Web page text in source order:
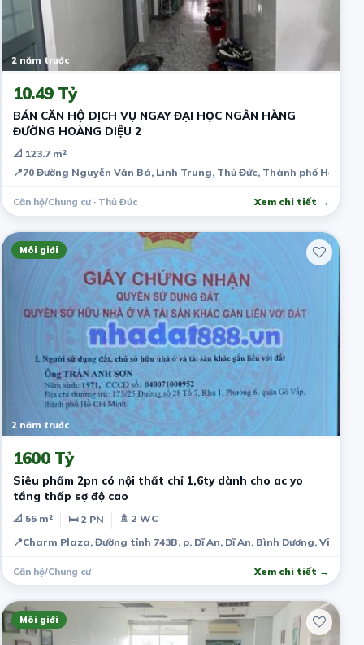
2 năm trước
10.49 Tỷ
BÁN CĂN HỘ DỊCH VỤ NGAY ĐẠI HỌC NGÂN HÀNG
ĐƯỜNG HOÀNG DIỆU 2
📐 123.7 m²
📍70 Đường Nguyễn Văn Bá, Linh Trung, Thủ Đức, Thành phố Hồ Chí
Căn hộ/Chung cư · Thủ Đức Xem chi tiết →
Môi giới
2 năm trước
1600 Tỷ
Siêu phẩm 2pn có nội thất chỉ 1,6ty dành cho ac yo
tầng thấp sợ độ cao
📐 55 m² 🛏 2 PN
🚿 2 WC
📍Charm Plaza, Đường tỉnh 743B, p. Dĩ An, Dĩ An, Bình Dương, Việt
Căn hộ/Chung cư Xem chi tiết →
Môi giới